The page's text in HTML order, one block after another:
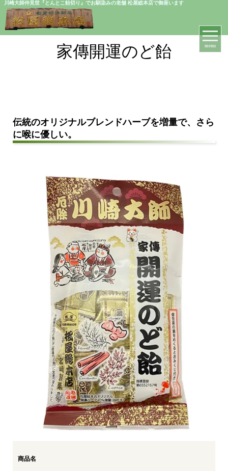
川崎大師仲見世『とんとこ飴切り』でお馴染みの老舗 松屋総本店で御座います
menu
家傳開運のど飴
伝統のオリジナルブレンドハーブを増量で、さら
に喉に優しい。
商品名